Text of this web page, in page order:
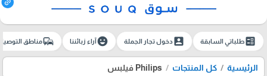
ballotطلباتي السابقة account_boxدخول تجار الجملة emoji_emotionsآراء زبائننا commuteمناطق
الرئيسية كل المنتجات Philips فيلبس